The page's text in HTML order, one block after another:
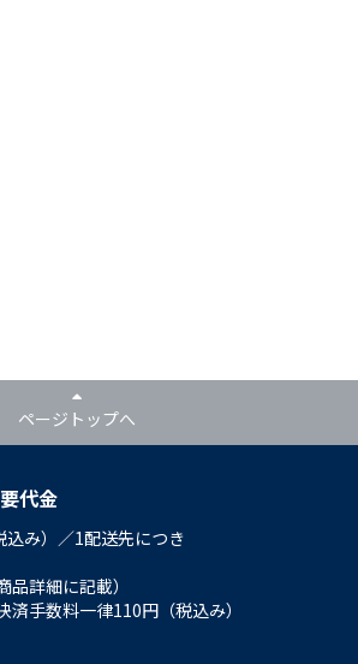
ページトップへ
代金
み）／1配送先につき
詳細に記載）
手数料一律110円（税込み）